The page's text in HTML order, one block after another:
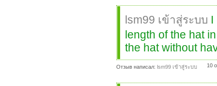
lsm99 เข้าสู่ระบบ I
length of the hat
the hat without
Отзыв написал: lsm99 เข้าสู่ระบบ 10